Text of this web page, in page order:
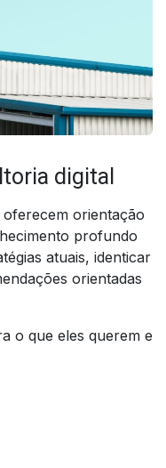
digital
orientação
profundo
atuais, identicar
orientadas
o que eles querem e